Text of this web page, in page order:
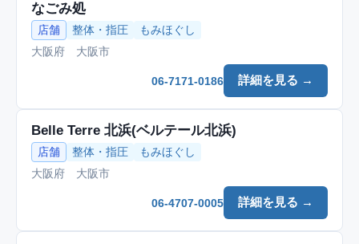
なごみ処
店舗 整体・指圧
もみほぐし
大阪府 大阪市
詳細を見る →
06-7171-0186
Belle Terre 北浜(ベルテール北浜)
店舗 整体・指圧
もみほぐし
大阪府 大阪市
詳細を見る →
06-4707-0005